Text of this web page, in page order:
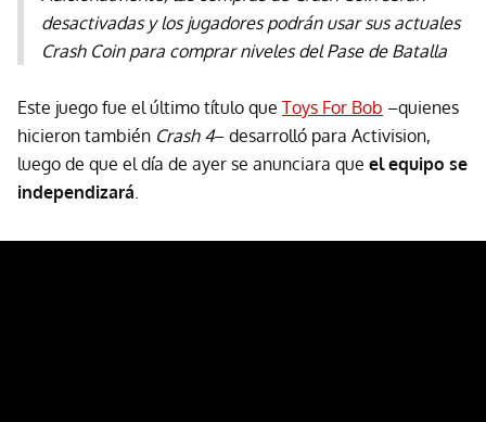
desactivadas y los jugadores podrán usar sus actuales
Crash Coin para comprar niveles del Pase de Batalla
Este juego fue el último título que Toys For Bob –quienes
hicieron también Crash 4– desarrolló para Activision,
luego de que el día de ayer se anunciara que el equipo se
independizará.